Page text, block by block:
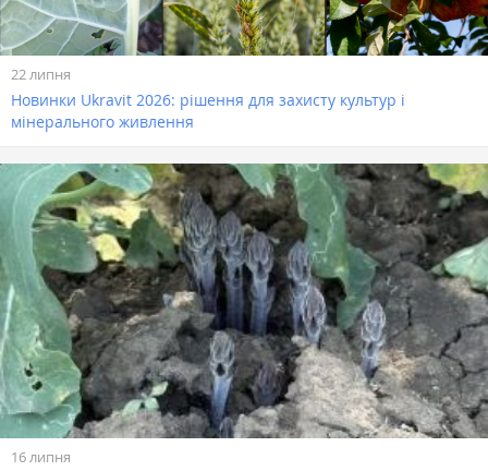
22 липня
Новинки Ukravit 2026: рішення для захисту культур і
мінерального живлення
16 липня